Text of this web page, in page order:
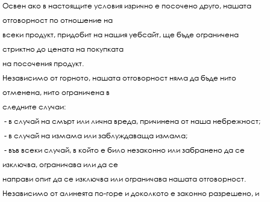
Освен ако в настоящите условия изрично е посочено друго, нашата
отговорност по отношение на
всеки продукт, придобит на нашия уебсайт, ще бъде ограничена
стриктно до цената на покупката
на посочения продукт.
Независимо от горното, нашата отговорност няма да бъде нито
отменена, нито ограничена в
следните случаи:
- в случай на смърт или лична вреда, причинена от наша небрежност;
- в случай на измама или заблуждаваща измама;
- във всеки случай, в който е било незаконно или забранено да се
изключва, ограничава или да се
направи опит да се изключва или ограничава нашата отговорност.
Независимо от алинеята по-горе и доколкото е законно разрешено, и